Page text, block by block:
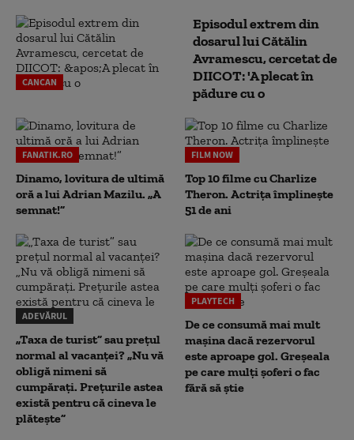
CANCAN
Episodul extrem din
dosarul lui Cătălin
Avramescu, cercetat de
DIICOT: 'A plecat în
pădure cu o
FANATIK.RO
Dinamo, lovitura de ultimă
oră a lui Adrian Mazilu. „A
semnat!”
FILM NOW
Top 10 filme cu Charlize
Theron. Actrița împlinește
51 de ani
ADEVĂRUL
„Taxa de turist” sau prețul
normal al vacanței? „Nu vă
obligă nimeni să
cumpărați. Prețurile astea
există pentru că cineva le
plătește”
PLAYTECH
De ce consumă mai mult
mașina dacă rezervorul
este aproape gol. Greșeala
pe care mulți șoferi o fac
fără să știe